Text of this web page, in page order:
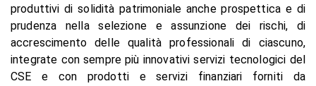
produttivi di solidità patrimoniale anche prospettica e di
prudenza nella selezione e assunzione dei rischi, di
accrescimento delle qualità professionali di ciascuno,
integrate con sempre più innovativi servizi tecnologici del
CSE e con prodotti e servizi finanziari forniti da